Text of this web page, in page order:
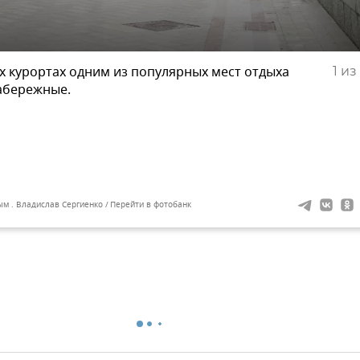
1 из
курортах одним из популярных мест отдыха
. Владислав Сергиенко Перейти в фотобанк